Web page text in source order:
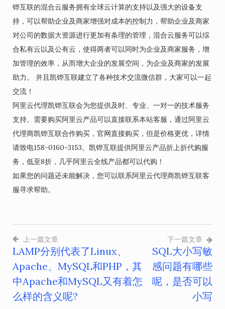
铧互联的混合云服务拥有全球云计算的支持以及强大的设备支
持，可以帮助企业及商家增强对成本的控制力，帮助企业及商家
对公司的数据大资源进行更加有条理的管理，混合云服务可以综
合私有云以及公有云，使得两者可以同时为企业及商家服务，增
加管理的效率，从而增大企业的发展空间，为企业及商家的发展
助力。 并且凯铧互联建立了各种技术交流微信群，大家可以一起
交流！
阿里云代理凯铧互联会为您提供及时、专业、一对一的技术服务
支持。需要购买阿里云产品可以直接联系本站客服，通过阿里云
代理商凯铧互联合作购买，官网直接购买，但是价格更优，详情
请致电158-0160-3153。凯铧互联提供阿里云产品折上折代购服
务，低至8折，几乎阿里云全线产品都可以代购！
如果您的问题还未能解决，您可以联系阿里云代理商凯铧互联客
服寻求帮助。
文
章
导
上一篇文章
LAMP分别代表了Linux、
Apache、MySQL和PHP，其
中Apache和MySQL又有着怎
么样的含义呢?
下一篇文章
SQL大小写敏
感问题有哪些
呢，是否可以
小写